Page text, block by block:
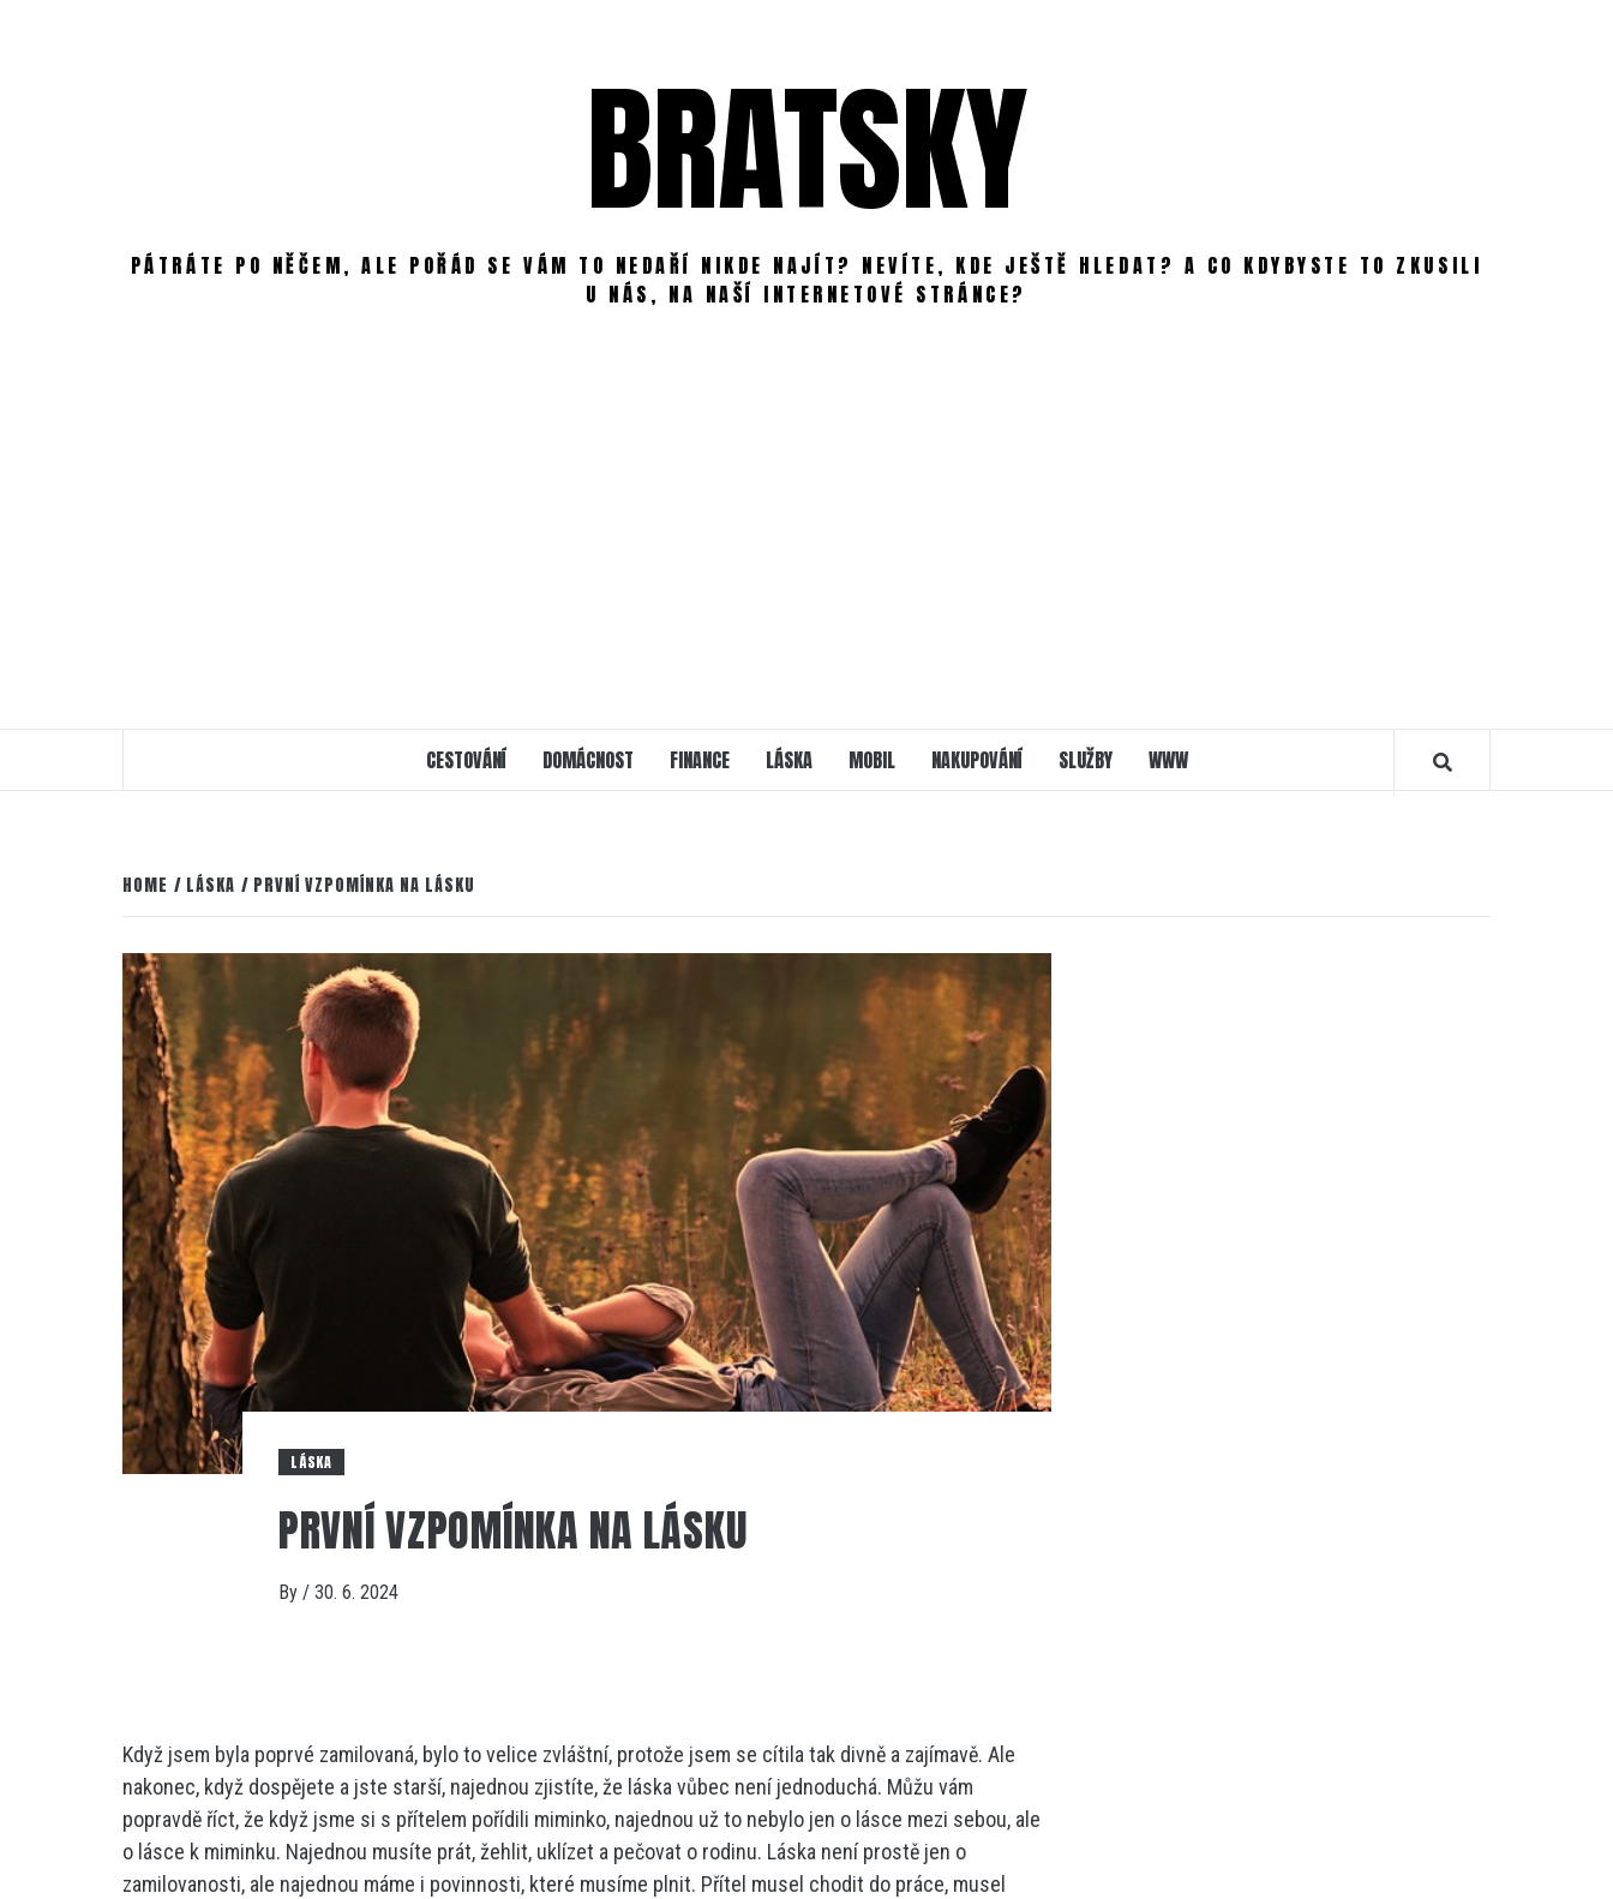
BRATSKY
PÁTRÁTE PO NĚČEM, ALE POŘÁD SE VÁM TO NEDAŘÍ NIKDE NAJÍT? NEVÍTE, KDE JEŠTĚ HLEDAT? A CO KDYBYSTE TO ZKUSILI
U NÁS, NA NAŠÍ INTERNETOVÉ STRÁNCE?
CESTOVÁNÍ DOMÁCNOST FINANCE LÁSKA MOBIL NAKUPOVÁNÍ SLUŽBY WWW
HOME LÁSKA PRVNÍ VZPOMÍNKA NA LÁSKU
LÁSKA
PRVNÍ VZPOMÍNKA NA LÁSKU
By / 30. 6. 2024
Když jsem byla poprvé zamilovaná, bylo to velice zvláštní, protože jsem se cítila tak divně a zajímavě. Ale
nakonec, když dospějete a jste starší, najednou zjistíte, že láska vůbec není jednoduchá. Můžu vám
popravdě říct, že když jsme si s přítelem pořídili miminko, najednou už to nebylo jen o lásce mezi sebou, ale
o lásce k miminku. Najednou musíte prát, žehlit, uklízet a pečovat o rodinu. Láska není prostě jen o
zamilovanosti, ale najednou máme i povinnosti, které musíme plnit. Přítel musel chodit do práce, musel